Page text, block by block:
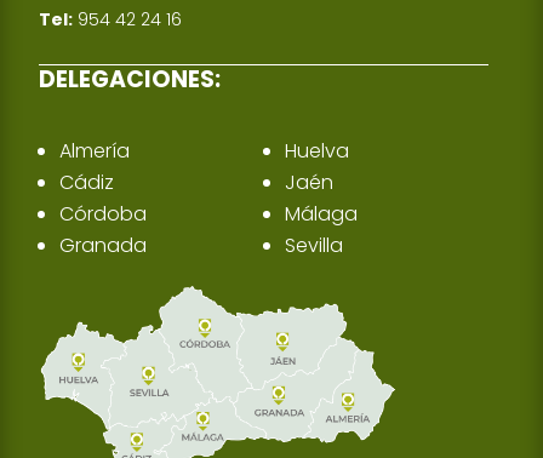
Tel: 954 42 24 16
DELEGACIONES:
Almería
Cádiz
Córdoba
Granada
Huelva
Jaén
Málaga
Sevilla